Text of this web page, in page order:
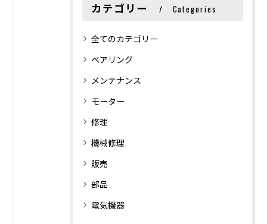
カテゴリー Categories
全てのカテゴリー
ベアリング
メンテナンス
モーター
修理
機械修理
販売
部品
電気機器